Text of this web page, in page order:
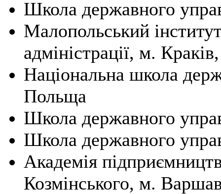
Школа державного
Малопольський
адміністрації, м.
Національна школа
Польща
Школа державного
Школа державного
Академія
Козмінського, м.